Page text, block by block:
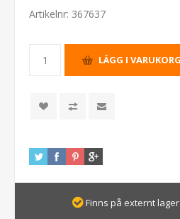
Artikelnr: 367637
Finns på externt lager